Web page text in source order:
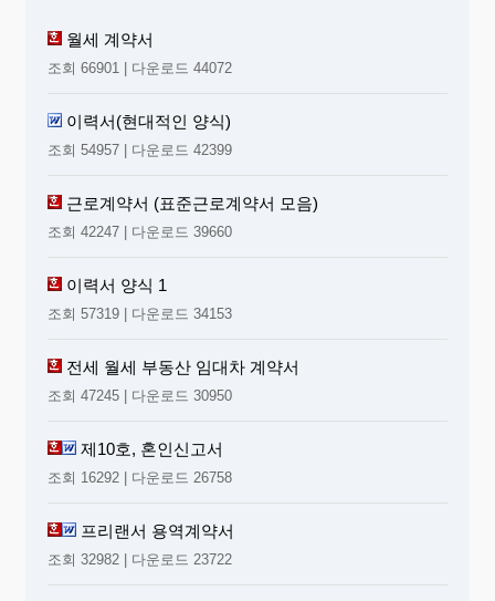
월세 계약서
조회 66901 | 다운로드 44072
이력서(현대적인 양식)
조회 54957 | 다운로드 42399
근로계약서 (표준근로계약서 모음)
조회 42247 | 다운로드 39660
이력서 양식 1
조회 57319 | 다운로드 34153
전세 월세 부동산 임대차 계약서
조회 47245 | 다운로드 30950
제10호, 혼인신고서
조회 16292 | 다운로드 26758
프리랜서 용역계약서
조회 32982 | 다운로드 23722